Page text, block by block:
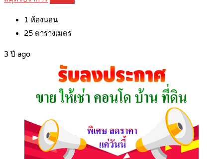
1 ห้องนอน
25 ตารางเมตร
3 ปี ago